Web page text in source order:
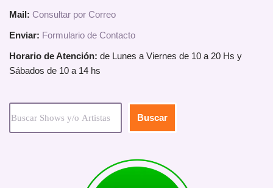
Mail: Consultar por Correo
Enviar: Formulario de Contacto
Horario de Atención: de Lunes a Viernes de 10 a 20 Hs y
Sábados de 10 a 14 hs
Buscar